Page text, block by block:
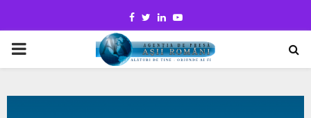
Facebook
TwitterLinkedinYoutube
PRIMARY